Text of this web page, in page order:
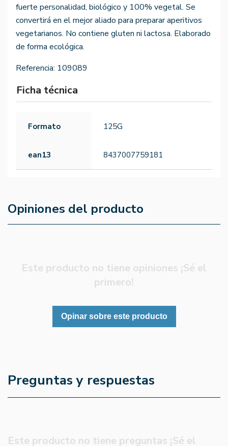
fuerte personalidad, biológico y 100% vegetal. Se
convertirá en el mejor aliado para preparar aperitivos
vegetarianos. No contiene gluten ni lactosa. Elaborado
de forma ecológica.
Referencia: 109089
Ficha técnica
Formato 125G
ean13 8437007759181
Opiniones del producto
Este producto no tiene opiniones ¡Sé el
primero!
Opinar sobre este producto
Preguntas y respuestas
Este producto no tiene preguntas ¡Sé el